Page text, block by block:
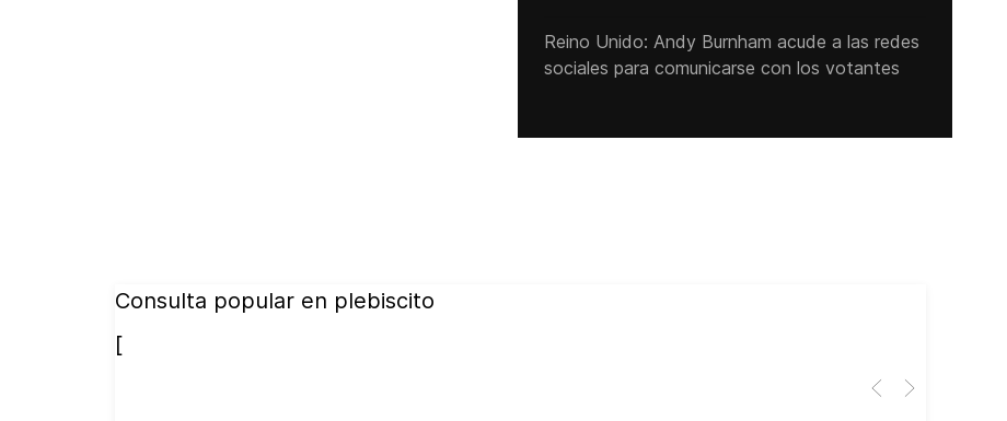
Reino Unido: Andy ‌Burnham acude a las redes
sociales para comunicarse con los votantes
Consulta popular en plebiscito
[